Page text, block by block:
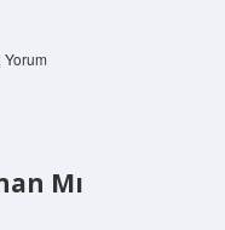
Yorum
Mı